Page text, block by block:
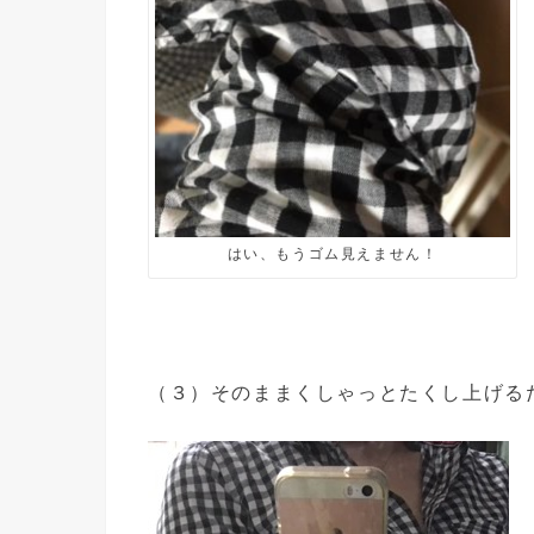
はい、もうゴム見えません！
（３）そのままくしゃっとたくし上げる